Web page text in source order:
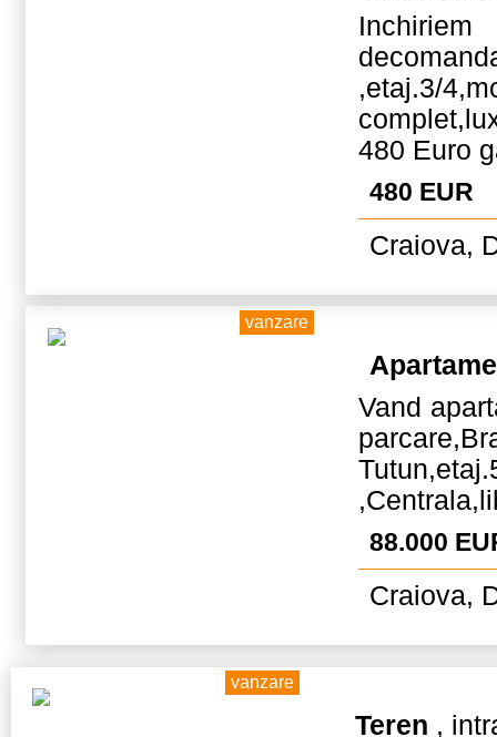
480 Euro
480 EUR
Craiova,
vanzare
Vand
88.000
Craiova,
vanzare
Teren ,